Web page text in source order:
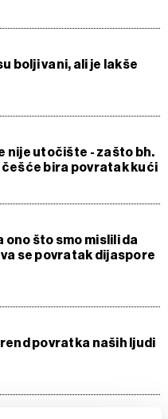
bolji vani, ali je lakše
nije utočište - zašto bh.
bira povratak kući
ono što smo mislili da
se povratak dijaspore
povratka naših ljudi